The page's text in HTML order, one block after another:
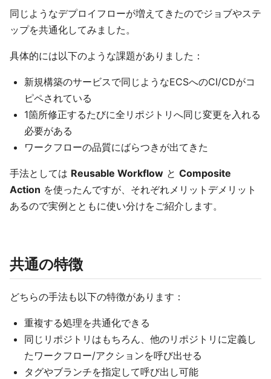
同じようなデプロイフローが増えてきたのでジョブやステ
ップを共通化してみました。
具体的には以下のような課題がありました：
新規構築のサービスで同じようなECSへのCI/CDがコ
ピペされている
1箇所修正するたびに全リポジトリへ同じ変更を入れる
必要がある
ワークフローの品質にばらつきが出てきた
手法としては Reusable Workflow と Composite
Action を使ったんですが、それぞれメリットデメリット
あるので実例とともに使い分けをご紹介します。
共通の特徴
どちらの手法も以下の特徴があります：
重複する処理を共通化できる
同じリポジトリはもちろん、他のリポジトリに定義し
たワークフロー/アクションを呼び出せる
タグやブランチを指定して呼び出し可能